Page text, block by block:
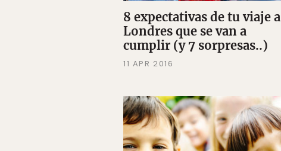
8 expectativas de tu viaje a
Londres que se van a
cumplir (y 7 sorpresas..)
11 APR 2016